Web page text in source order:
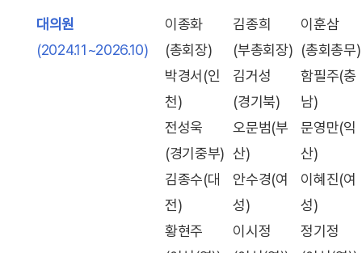
대의원
(2024.11~2026.10)
이종화
(총회장)
김종희
(부총회장)
이훈삼
(총회총무)
박경서(인
천)
김거성
(경기북)
함필주(충
남)
전성욱
(경기중부)
오문범(부
산)
문영만(익
산)
김종수(대
전)
안수경(여
성)
이혜진(여
성)
황현주
이시정
정기정